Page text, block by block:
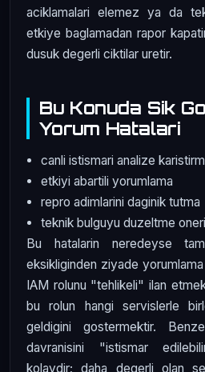
aciklamalari elemez ya da
etkiye baglamadan rapor
dusuk degerli ciktilar uretir.
Bu Konuda Sik
Yorum Hatalari
canli istismari analize
etkiyi abartili yorumlama
repro adimlarini daginik tutma
teknik bulguyu duzeltme
Bu hatalarin neredeyse
eksikliginden ziyade
IAM rolunu "tehlikeli" ilan
bu rolun hangi servislerle
geldigini gostermektir.
davranisini "istismar
kolaydir; daha degerli olan